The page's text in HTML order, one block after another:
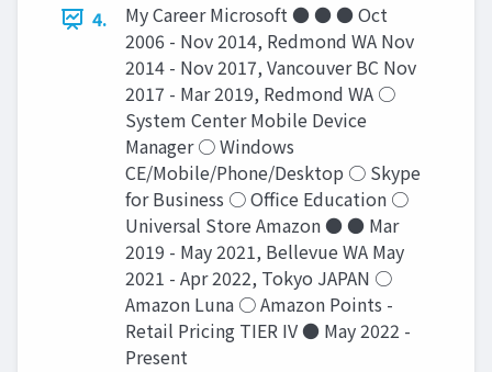
4.
My Career Microsoft ● ● ● Oct
2006 - Nov 2014, Redmond WA Nov
2014 - Nov 2017, Vancouver BC Nov
2017 - Mar 2019, Redmond WA ○
System Center Mobile Device
Manager ○ Windows
CE/Mobile/Phone/Desktop ○ Skype
for Business ○ Office Education ○
Universal Store Amazon ● ● Mar
2019 - May 2021, Bellevue WA May
2021 - Apr 2022, Tokyo JAPAN ○
Amazon Luna ○ Amazon Points -
Retail Pricing TIER IV ● May 2022 -
Present